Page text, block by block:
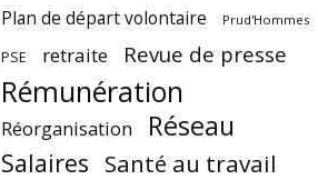
Plan de départ volontaire Prud'Hommes
PSE retraite Revue de presse
Rémunération
Réorganisation Réseau
Salaires Santé au travail